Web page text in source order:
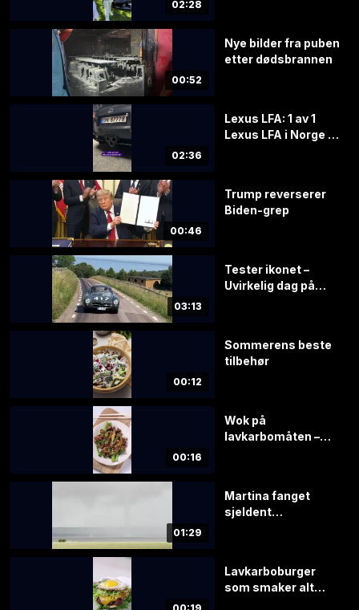
02:28
00:52
Nye bilder fra puben
etter dødsbrannen
02:36
Lexus LFA: 1 av 1
Lexus LFA i Norge til
00:46
Trump reverserer
Biden-grep
03:13
Tester ikonet –
Uvirkelig dag på
00:12
Sommerens beste
tilbehør
00:16
Wok på
lavkarbomåten –
01:29
Martina fanget
sjeldent
Lavkarboburger
som smaker alt